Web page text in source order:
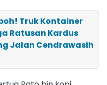
Truk Kontainer
Ratusan Kardus
Jalan Cendrawasih